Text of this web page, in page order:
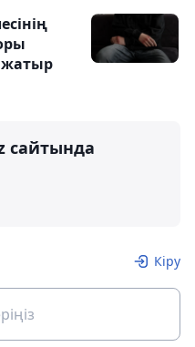
жатыр
сайтында
Кіру